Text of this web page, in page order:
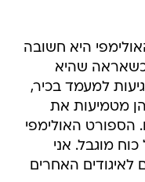
היא חשובה
כשאראה שהיא
למעמד בכיר,
מטמיעות את
הספורט האולימפי
מוגבל. אני
האחרים